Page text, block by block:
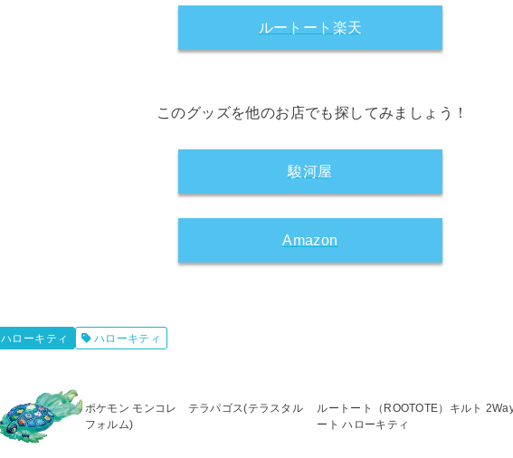
ルートート楽天
このグッズを他のお店でも探してみましょう！
駿河屋
Amazon
ハローキティ ハローキティ
ポケモン モンコレ テラパゴス(テラスタル
フォルム)
ルートート（ROOTOTE）キルト
ート ハローキティ